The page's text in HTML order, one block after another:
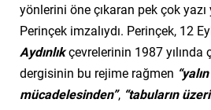
yönlerini öne çıkaran pek çok yazı
Perinçek imzalıydı. Perinçek, 12
Aydınlıkçevrelerinin 1987 yılında
dergisinin bu rejime rağmen
mücadelesinden”, “tabuların